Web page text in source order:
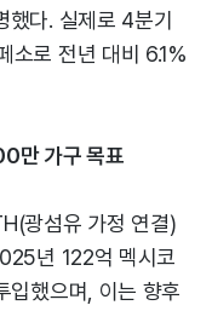
다. 실제로 4분기
소로 전년 대비 6.1%
만 가구 목표
광섬유 가정 연결)
년 122억 멕시코
입했으며, 이는 향후